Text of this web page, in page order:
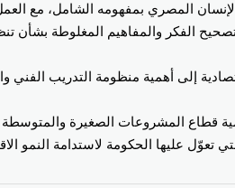
إلى أهمية منظومة التدريب
قطاع المشروعات الصغيرة والمتوسطة
تعوّل عليها الحكومة لاستدامة النمو